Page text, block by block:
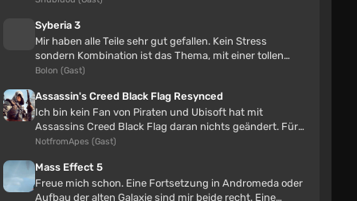
Сергей Шиманов
10 Stunden
alles in den polygonen, wie löst man das?
Remiel – Der schlimmste Engel
11 Stunden
nicht klar, wie man zwischen wechseln und den skin
Syberia 3
Mir haben alle Teile sehr gut gefallen. Kein Stress
sondern Kombination ist das Thema, mit einer tollen
Story
Bolon (Gast)
Assassin's Creed Black Flag Resynced
Ich bin kein Fan von Piraten und Ubisoft hat mit
Assassins Creed Black Flag daran nichts geändert. Für
mich ist Black Flag und sei...
NotfromApes (Gast)
Mass Effect 5
Freue mich schon. Eine Fortsetzung in Andromeda oder
Aufbau der alten Galaxie sind mir beide recht. Eine